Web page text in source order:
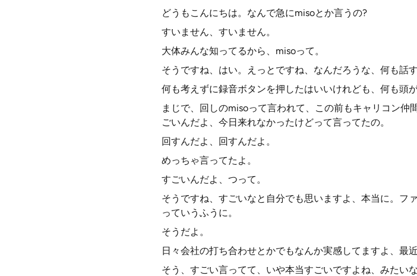
どうもこんにちは。なんで急にmisoとか言うの?
すいません、すいません。
大体みんな知ってるから、misoって。
そうですね、はい。えっとですね、なんだろうな、何も話
何も考えずに録音ボタンを押したはいいけれども、何も頭
まじで、回しのmisoって言われて、この前もキャリコン
ごいんだよ、今日来れなかったけどって言ってたの。
回すんだよ、回すんだよ。
めっちゃ言ってたよ。
すごいんだよ、つって。
そうですね、すごいなと自分でも思いますよ、本当に。フ
っていうふうに。
そうだよ。
日々会社の打ち合わせとかでもなんか実感してますよ、最近
そう、すごい言ってて、いや本当すごいですよね、みたい